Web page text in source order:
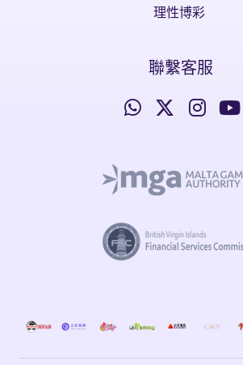
理性博彩
聯繫客服